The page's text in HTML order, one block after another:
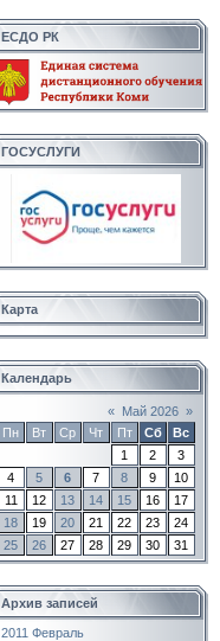
ЕСДО РК
ГОСУСЛУГИ
Карта
Календарь
« Май 2026 »
Пн
Вт Ср Чт Пт Сб
Вс
1
2
3
4
5 6 7 8 9
10
11
12 13 14 15 16
17
18
19 20 21 22 23
24
25
26 27 28 29 30 31
Архив записей
2011 Февраль